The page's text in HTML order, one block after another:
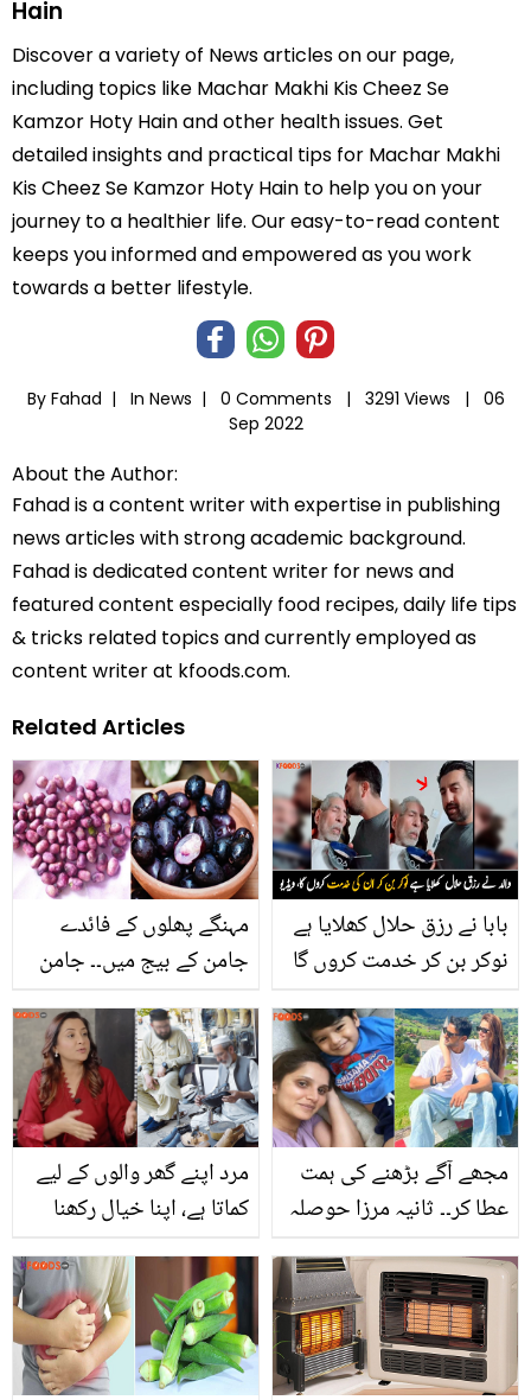
Hain
Discover a variety of News articles on our page,
including topics like Machar Makhi Kis Cheez Se
Kamzor Hoty Hain and other health issues. Get
detailed insights and practical tips for Machar Makhi
Kis Cheez Se Kamzor Hoty Hain to help you on your
journey to a healthier life. Our easy-to-read content
keeps you informed and empowered as you work
towards a better lifestyle.
By Fahad | In News | 0 Comments | 3291 Views |
06
Sep 2022
About the Author:
Fahad is a content writer with expertise in publishing
news articles with strong academic background.
Fahad is dedicated content writer for news and
featured content especially food recipes, daily life tips
& tricks related topics and currently employed as
content writer at kfoods.com.
Related Articles
مہنگے پھلوں کے فائدے
جامن کے بیج میں۔۔ جامن
کے بیج پھینکنے لگے ہیں تو
رک جائیں پہلے ان کے یہ
فائدے جان لیں
بابا نے رزق حلال کھلایا ہے
نوکر بن کر خدمت کروں گا
۔۔ بیمار والد کو بچوں کی
طرح کھانا کھلانے کے منظر
نے کیسے سب کی آنکھیں
نم کر دیں
مرد اپنے گھر والوں کے لیے
کماتا ہے، اپنا خیال رکھنا
بھول جاتا ہے ۔۔ نادیہ افغان
نے مردوں کی کن الفاظ میں
تعریف کردی؟ دیکھئے
ویڈیو
مجھے آگے بڑھنے کی ہمت
عطا کر۔۔ ثانیہ مرزا حوصلہ
کھونے لگی ہیں؟ نئی
پوسٹ پر صارفین تشویش
کا شکار